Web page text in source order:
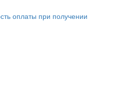
оплаты при получении